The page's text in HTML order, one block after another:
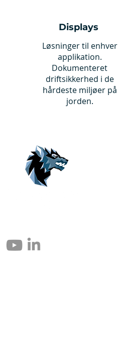
Displays
Løsninger til enhver
applikation.
Dokumenteret
driftsikkerhed i de
hårdeste miljøer på
jorden.